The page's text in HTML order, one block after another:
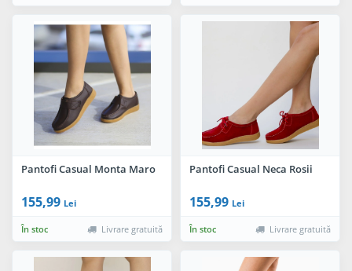
Pantofi Casual Monta Maro
155,99 Lei
În stoc Livrare gratuită
Pantofi Casual Neca Rosii
155,99 Lei
În stoc Livrare gratuită